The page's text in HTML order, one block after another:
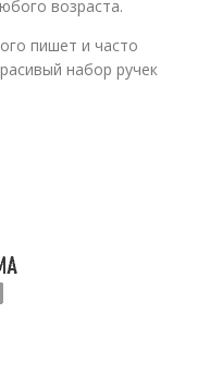
возраста.
пишет и часто
набор ручек